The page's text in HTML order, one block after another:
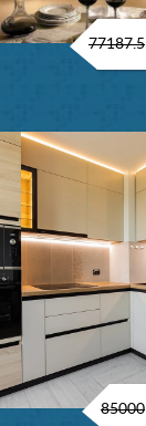
77187.5
85000